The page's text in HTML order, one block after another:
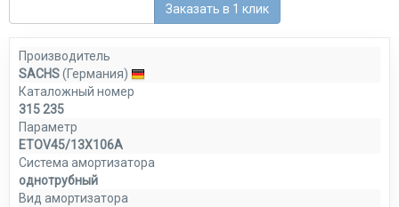
Заказать в 1 клик
Производитель
SACHS(Германия)
Каталожный номер
315 235
Параметр
ETOV45/13X106A
Система амортизатора
однотрубный
Вид амортизатора